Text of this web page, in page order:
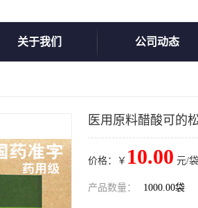
关于我们 公司动态
医用原料醋酸可的
价格：￥ 10.00 元/
产品数量： 1000.00袋